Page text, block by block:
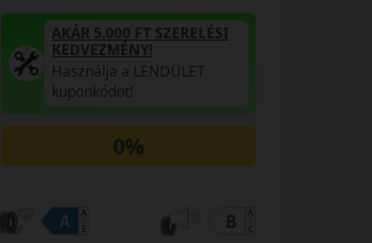
AKÁR 5.000 FT SZERELÉSI
KEDVEZMÉNY!
Használja a LENDÜLET
kuponkódot!
0%